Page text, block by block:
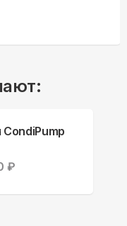
₽